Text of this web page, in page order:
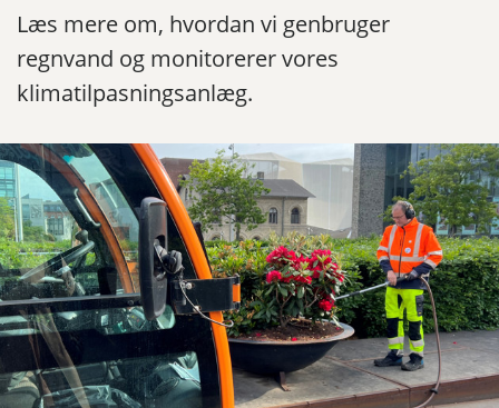
Læs mere om, hvordan vi genbruger
regnvand og monitorerer vores
klimatilpasningsanlæg.